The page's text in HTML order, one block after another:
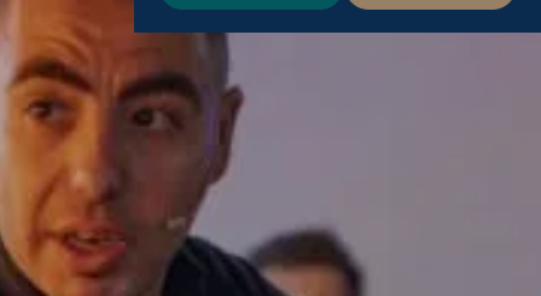
StartUp Stories